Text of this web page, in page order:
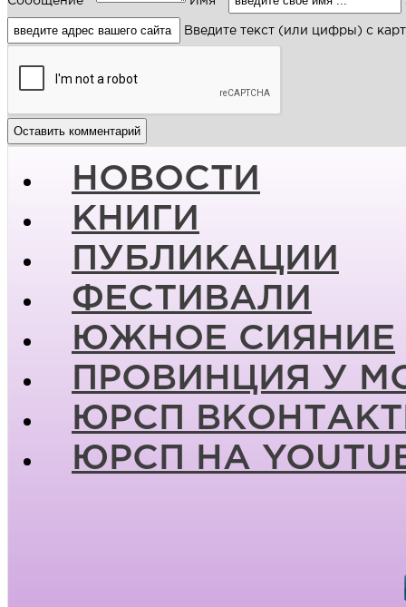
Введите текст (или цифры) с
НОВОСТИ
КНИГИ
ПУБЛИКАЦИИ
ФЕСТИВАЛИ
ЮЖНОЕ СИЯНИЕ
ПРОВИНЦИЯ У
ЮРСП
ЮРСП НА